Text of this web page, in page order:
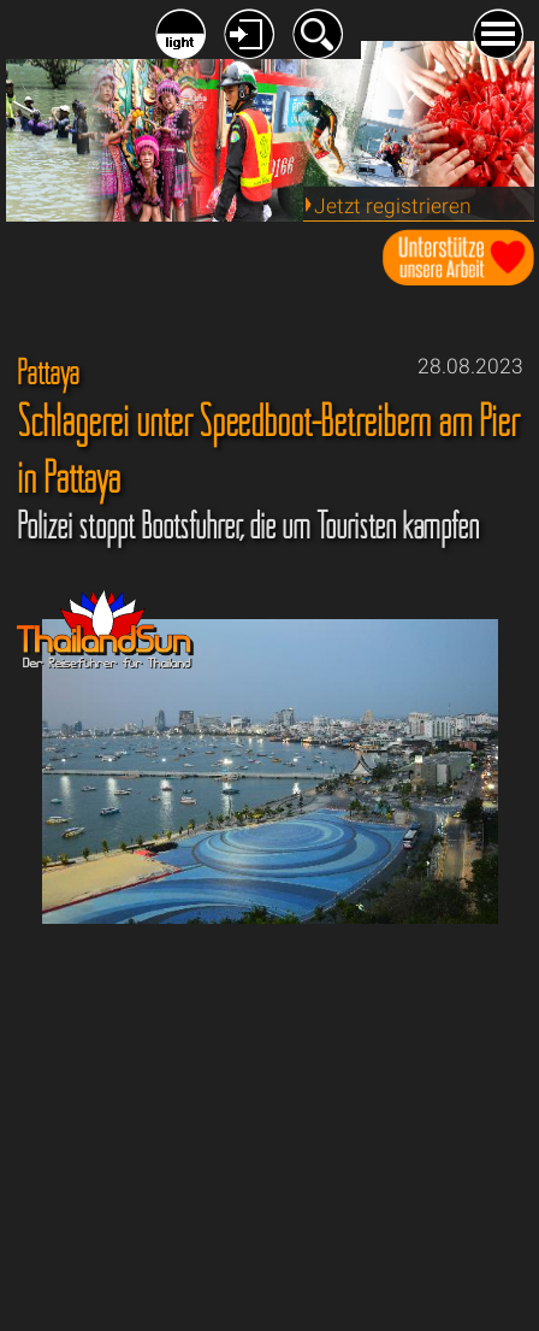
Jetzt registrieren
28.08.2023
Pattaya
Schlägerei unter Speedboot-Betreibern am Pier
in Pattaya
Polizei stoppt Bootsführer, die um Touristen kämpfen